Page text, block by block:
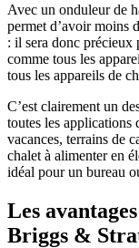
Avec un onduleur de
permet d’avoir moins
: il sera donc précieux
comme tous les
tous les appareils de
C’est clairement un
toutes les applications
vacances, terrains de
chalet à alimenter en
idéal pour un bureau
Les
Briggs &